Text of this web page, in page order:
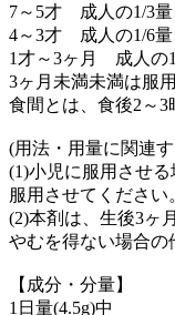
7～5才 成人の1/3量
4～3才 成人の1/6量
1才～3ヶ月 成人の
3ヶ月未満未満は服
食間とは、食後2～3
(用法・用量に関連
(1)小児に服用させ
服用させてください
(2)本剤は、生後3ヶ
やむを得ない場合の
【成分・分量】
1日量(4.5g)中